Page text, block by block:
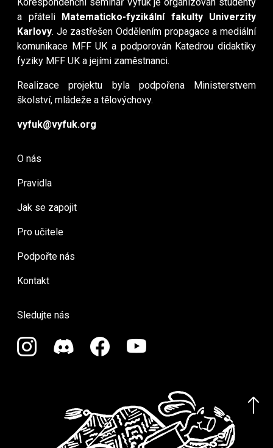
a přáteli
Matematicko-fyzikální fakulty Univerzity
Karlovy. Je zastřešen Oddělením propagace a mediální
komunikace MFF UK a podporován Katedrou didaktiky
fyziky MFF UK a jejími zaměstnanci.
Realizace projektu byla podpořena Ministerstvem
školství, mládeže a tělovýchovy.
vyfuk@vyfuk.org
O nás
Pravidla
Jak se zapojit
Pro učitele
Podpořte nás
Kontakt
Sledujte nás